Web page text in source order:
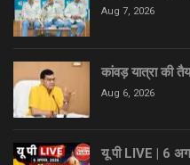
Aug 7, 2026
कांवड़ यात्रा की
Aug 6, 2026
यू पी LIVE | 6